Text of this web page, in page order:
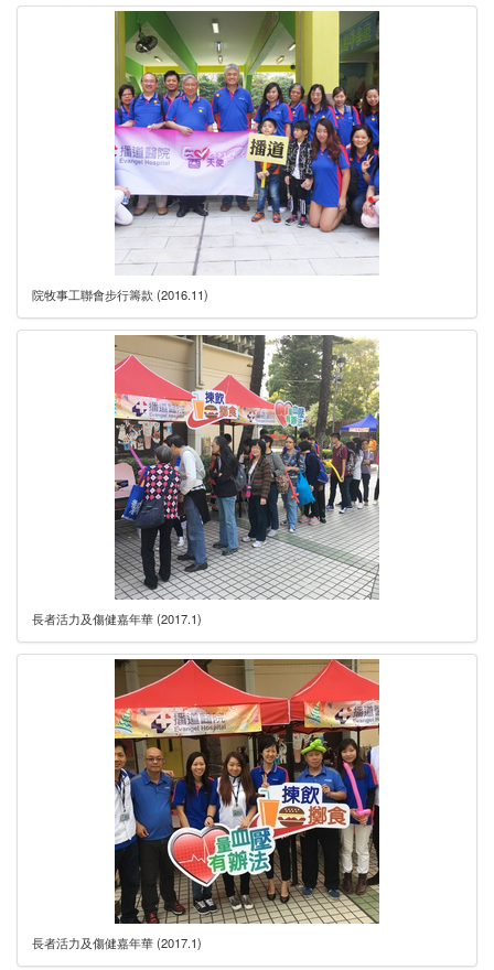
院牧事工聯會步行籌款 (2016.11)
長者活力及傷健嘉年華 (2017.1)
長者活力及傷健嘉年華 (2017.1)